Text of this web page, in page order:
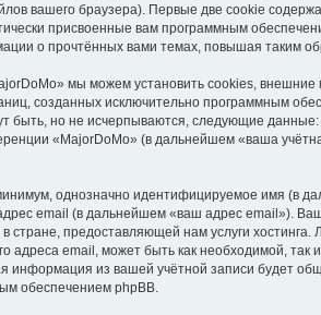
вашего браузера). Первые две cookie
присвоенные вам программным
о прочтённых вами темах, повышая таким
мы можем установить cookies,
созданных исключительно программным
быть, но не исчерпываются, следующие
«MajorDoMo» (в дальнейшем «ваша
однозначно идентифицируемое имя (в
email (в дальнейшем «ваш адрес email»).
предоставляющей нам услуги
адреса email, может быть как необходимой,
информация из вашей учётной записи будет
обеспечением phpBB.